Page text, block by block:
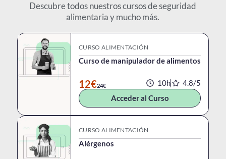
Descubre todos nuestros cursos de seguridad
alimentaria y mucho más.
CURSO ALIMENTACIÓN
Curso de manipulador de alimentos
12€24€ 10h 4.8/5
Acceder al Curso
CURSO ALIMENTACIÓN
Alérgenos